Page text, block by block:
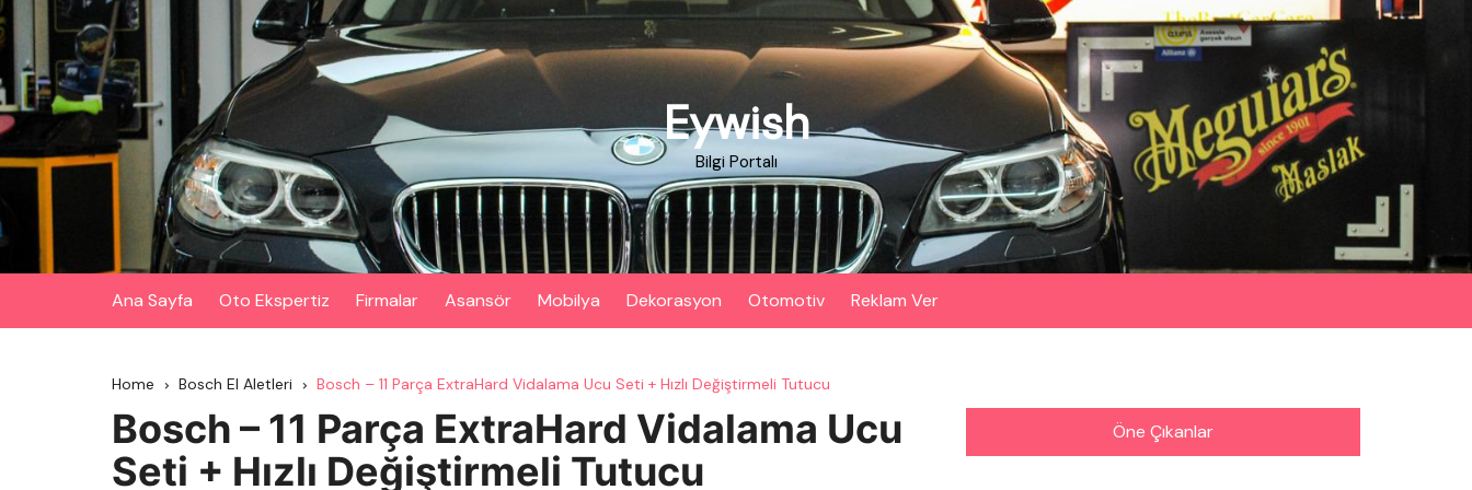
Skip
to
content
Eywish
Bilgi Portalı
Ana Sayfa Oto Ekspertiz Firmalar Asansör Mobilya Dekorasyon Otomotiv Reklam Ver
Home Bosch El Aletleri Bosch – 11 Parça ExtraHard Vidalama Ucu Seti + Hızlı Değiştirmeli Tutucu
Bosch – 11 Parça ExtraHard Vidalama Ucu
Seti + Hızlı Değiştirmeli Tutucu
Öne Çıkanlar